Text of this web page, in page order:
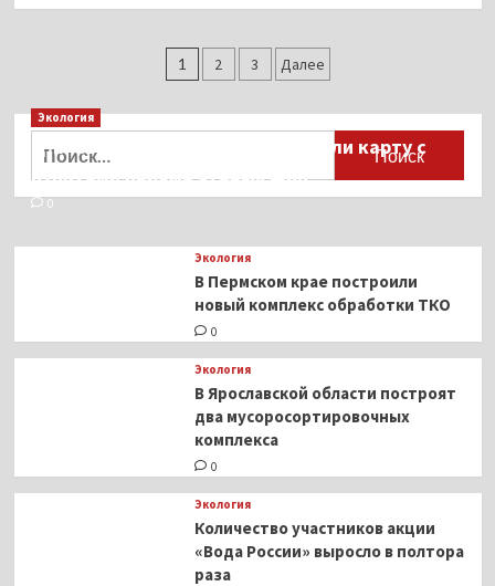
рассказали,
туристы Пагинация
1 2 3 Далее
Экология
Для автомобилистов разработали карту с
пунктами приёма старых шин
0
Экология
В Пермском крае построили
новый комплекс обработки ТКО
0
Экология
В Ярославской области построят
два мусоросортировочных
комплекса
0
Экология
Количество участников акции
«Вода России» выросло в полтора
раза